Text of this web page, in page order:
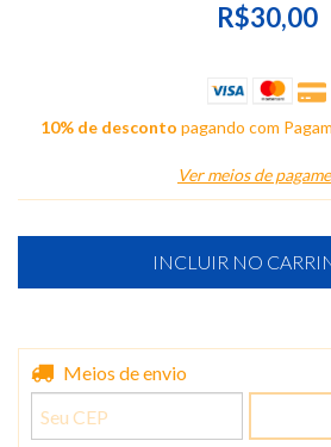
R$30,00
10% de desconto pagando com
Ver meios de
Entregas para o CEP:
Meios de envio